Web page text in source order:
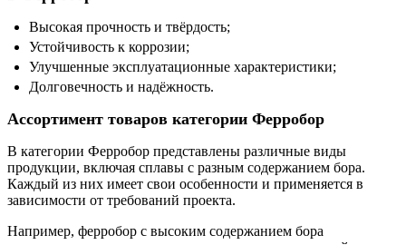
Высокая прочность и твёрдость;
Устойчивость к коррозии;
Улучшенные эксплуатационные характеристики;
Долговечность и надёжность.
Ассортимент товаров категории Ферробор
В категории Ферробор представлены различные виды
продукции, включая сплавы с разным содержанием бора.
Каждый из них имеет свои особенности и применяется в
зависимости от требований проекта.
Например, ферробор с высоким содержанием бора